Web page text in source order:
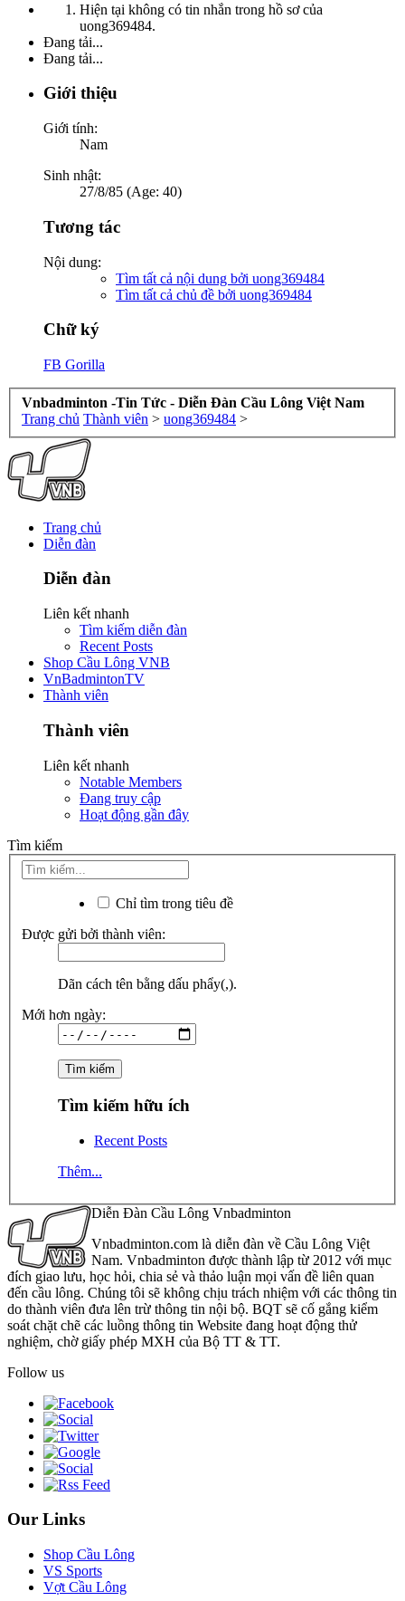
Hiện tại không có tin nhắn trong hồ sơ của
uong369484.
Đang tải...
Đang tải...
Giới thiệu
Giới tính:
Nam
Sinh nhật:
27/8/85 (Age: 40)
Tương tác
Nội dung:
Tìm tất cả nội dung bởi uong369484
Tìm tất cả chủ đề bởi uong369484
Chữ ký
FB Gorilla
Vnbadminton -Tin Tức - Diễn Đàn Cầu Lông Việt Nam
Trang chủ Thành viên > uong369484 >
Trang chủ
Diễn đàn
Diễn đàn
Liên kết nhanh
Tìm kiếm diễn đàn
Recent Posts
Shop Cầu Lông VNB
VnBadmintonTV
Thành viên
Thành viên
Liên kết nhanh
Notable Members
Đang truy cập
Hoạt động gần đây
Tìm kiếm
Chỉ tìm trong tiêu đề
Được gửi bởi thành viên:
Dãn cách tên bằng dấu phẩy(,).
Mới hơn ngày:
Tìm kiếm hữu ích
Recent Posts
Thêm...
Diễn Đàn Cầu Lông Vnbadminton
Vnbadminton.com là diễn đàn về Cầu Lông Việt
Nam. Vnbadminton được thành lập từ 2012 với mục
đích giao lưu, học hỏi, chia sẻ và thảo luận mọi vấn đề liên quan
đến cầu lông. Chúng tôi sẽ không chịu trách nhiệm với các thông tin
do thành viên đưa lên trừ thông tin nội bộ. BQT sẽ cố gắng kiểm
soát chặt chẽ các luồng thông tin Website đang hoạt động thử
nghiệm, chờ giấy phép MXH của Bộ TT & TT.
Follow us
Our Links
Shop Cầu Lông
VS Sports
Vợt Cầu Lông